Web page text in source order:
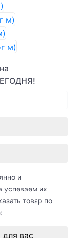
и
успеваем их
товар по
для вас